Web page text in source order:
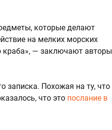
которые делают
на мелких морских
краба», — заключают авторы
записка. Похожая на ту, что
что это послание в